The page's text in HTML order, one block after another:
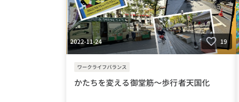
2022-11-24 19
ワークライフバランス
かたちを変える御堂筋～歩行者天国化